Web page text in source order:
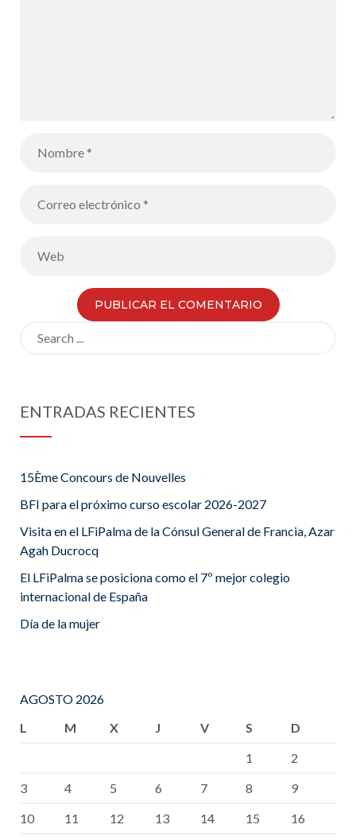
ENTRADAS RECIENTES
15Ème Concours de Nouvelles
BFI para el próximo curso escolar 2026-2027
Visita en el LFiPalma de la Cónsul General de Francia, Azar
Agah Ducrocq
El LFiPalma se posiciona como el 7º mejor colegio
internacional de España
Día de la mujer
AGOSTO 2026
L
M X J V S
D
1
2
3
4 5 6 7 8
9
10
11 12 13 14 15
16